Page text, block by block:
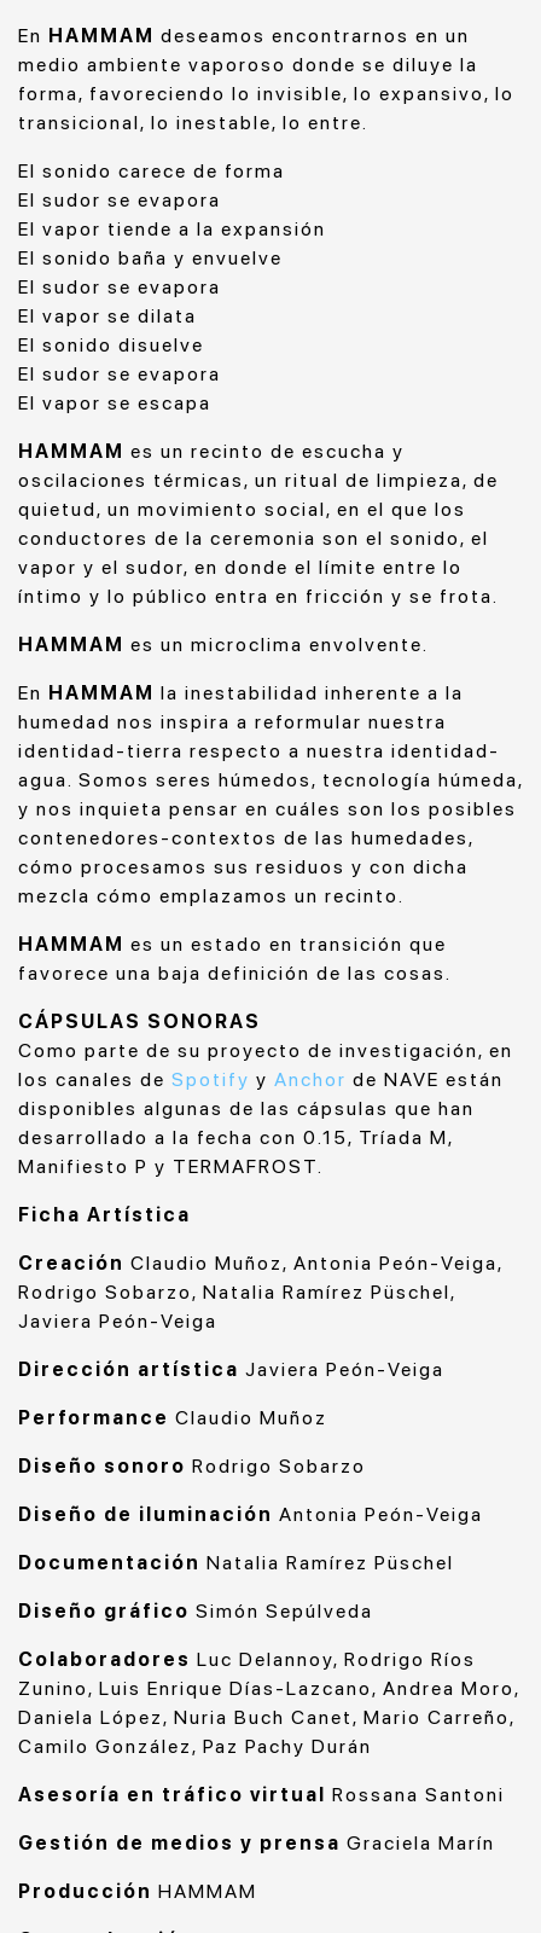
En HAMMAM deseamos encontrarnos en un
medio ambiente vaporoso donde se diluye la
forma, favoreciendo lo invisible, lo expansivo, lo
transicional, lo inestable, lo entre.
El sonido carece de forma
El sudor se evapora
El vapor tiende a la expansión
El sonido baña y envuelve
El sudor se evapora
El vapor se dilata
El sonido disuelve
El sudor se evapora
El vapor se escapa
HAMMAM es un recinto de escucha y
oscilaciones térmicas, un ritual de limpieza, de
quietud, un movimiento social, en el que los
conductores de la ceremonia son el sonido, el
vapor y el sudor, en donde el límite entre lo
íntimo y lo público entra en fricción y se frota.
HAMMAM es un microclima envolvente.
En HAMMAM la inestabilidad inherente a la
humedad nos inspira a reformular nuestra
identidad-tierra respecto a nuestra identidad-
agua. Somos seres húmedos, tecnología húmeda,
y nos inquieta pensar en cuáles son los posibles
contenedores-contextos de las humedades,
cómo procesamos sus residuos y con dicha
mezcla cómo emplazamos un recinto.
HAMMAM es un estado en transición que
favorece una baja definición de las cosas.
CÁPSULAS SONORAS
Como parte de su proyecto de investigación, en
los canales de Spotify y Anchor de NAVE están
disponibles algunas de las cápsulas que han
desarrollado a la fecha con 0.15, Tríada M,
Manifiesto P y TERMAFROST.
Ficha Artística
Creación Claudio Muñoz, Antonia Peón-Veiga,
Rodrigo Sobarzo, Natalia Ramírez Püschel,
Javiera Peón-Veiga
Dirección artística Javiera Peón-Veiga
Performance Claudio Muñoz
Diseño sonoro Rodrigo Sobarzo
Diseño de iluminación Antonia Peón-Veiga
Documentación Natalia Ramírez Püschel
Diseño gráfico Simón Sepúlveda
Colaboradores Luc Delannoy, Rodrigo Ríos
Zunino, Luis Enrique Días-Lazcano, Andrea Moro,
Daniela López, Nuria Buch Canet, Mario Carreño,
Camilo González, Paz Pachy Durán
Asesoría en tráfico virtual Rossana Santoni
Gestión de medios y prensa Graciela Marín
Producción HAMMAM